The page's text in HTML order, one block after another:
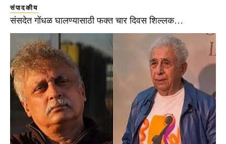
संपादकीय
संसदेत गोंधळ घालण्यासाठी फक्त चार दिवस शिल्लक…